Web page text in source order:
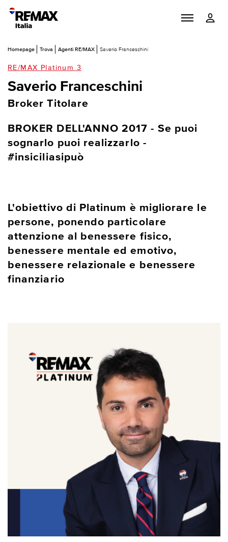
Homepage Trova Agenti RE/MAX Saverio Franceschini
RE/MAX Platinum 3
Saverio Franceschini
Broker Titolare
BROKER DELL'ANNO 2017 - Se puoi
sognarlo puoi realizzarlo -
#insiciliasipuò
L'obiettivo di Platinum è migliorare le
persone, ponendo particolare
attenzione al benessere fisico,
benessere mentale ed emotivo,
benessere relazionale e benessere
finanziario